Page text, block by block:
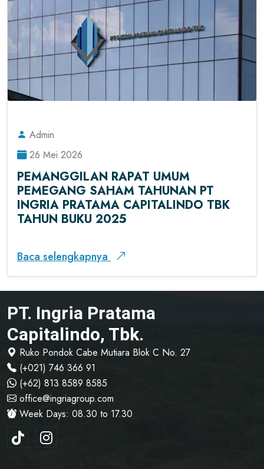
Admin
26 Mei 2026
PEMANGGILAN RAPAT UMUM
PEMEGANG SAHAM TAHUNAN PT
INGRIA PRATAMA CAPITALINDO TBK
TAHUN BUKU 2025
Baca selengkapnya
PT. Ingria Pratama
Capitalindo, Tbk.
Ruko Pondok Cabe Mutiara Blok C No. 27
(+021) 746 366 91
(+62) 813 8589 8585
office@ingriagroup.com
Week Days: 08.30 to 17.30